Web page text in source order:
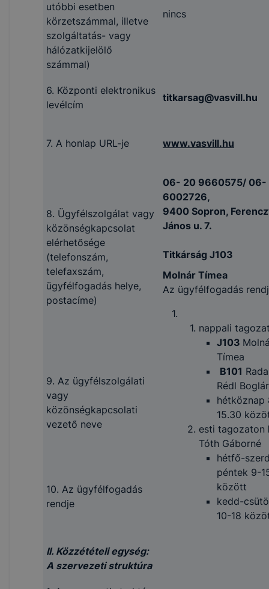
utóbbi esetben
körzetszámmal, illetve
szolgáltatás- vagy
hálózatkijelölő
számmal)
nincs
6. Központi elektronikus
levélcím
titkarsag@vasvill.hu
7. A honlap URL-je www.vasvill.hu
8. Ügyfélszolgálat vagy
közönségkapcsolat
elérhetősége
(telefonszám,
telefaxszám,
ügyfélfogadás helye,
postacíme)
06- 20 9660575/ 06-
6002726,
9400 Sopron,
János u. 7.
Titkárság J103
Molnár Tímea
Az ügyfélfogadás
nappali
J103
Tímea
B101
Rédl
hétköznap
15.30
esti tagozaton
Tóth Gáborné
hétfő-
péntek 9-
között
kedd-
10-18
9. Az ügyfélszolgálati
vagy
közönségkapcsolati
vezető neve
10. Az ügyfélfogadás
rendje
II. Közzétételi egység:
A szervezeti struktúra